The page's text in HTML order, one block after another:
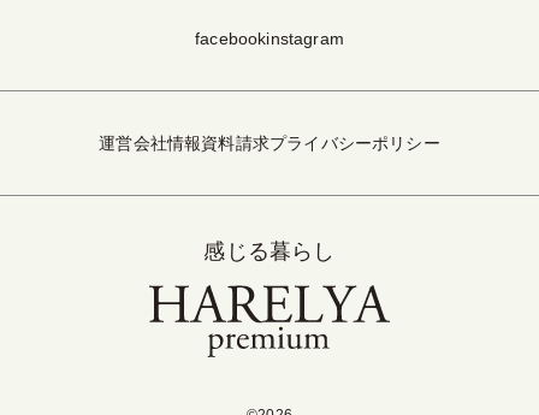
facebookinstagram
運営会社情報資料請求プライバシーポリシー
感じる暮らし